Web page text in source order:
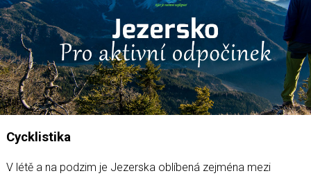
Cycklistika
V létě a na podzim je Jezerska oblíbená zejména mezi